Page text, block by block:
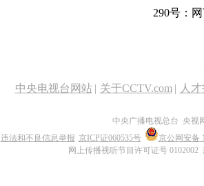
290号：
中央电视台网站 | 关于CCTV.com | 人
中央广播电视总台 央视
违法和不良信息举报 京ICP证060535号
京公网安备
网上传播视听节目许可证号 0102002